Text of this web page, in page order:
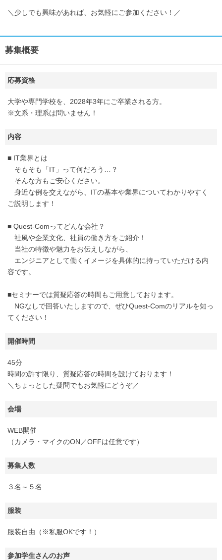
＼少しでも興味があれば、お気軽にご参加ください！／
募集概要
応募資格
大学や専門学校を、2028年3年にご卒業される方。
※文系・理系は問いません！
内容
■ IT業界とは
そもそも「IT」って何だろう…？
そんな方もご安心ください。
身近な例を交えながら、ITの基本や業界についてわかりやすく
ご説明します！
■ Quest-Comってどんな会社？
社風や企業文化、社員の働き方をご紹介！
当社の特徴や魅力をお伝えしながら、
エンジニアとして働くイメージを具体的に持っていただける内
容です。
■セミナーでは質疑応答の時間もご用意しております。
NGなしで回答いたしますので、ぜひQuest-Comのリアルを知っ
てください！
開催時間
45分
時間の許す限り、質疑応答の時間を設けております！
＼ちょっとした疑問でもお気軽にどうぞ／
会場
WEB開催
（カメラ・マイクのON／OFFは任意です）
募集人数
３名～５名
服装
服装自由（※私服OKです！）
参加学生さんのお声